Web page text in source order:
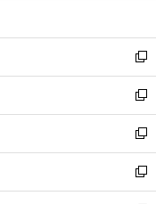
開
く
ウ
で
開
く
ン
ド
ウ
で
開
く
ウ
ィ
ン
ド
ウ
で
開
く
新
し
い
ウ
ィ
ン
ド
ウ
新
し
い
ウ
ィ
ン
新
し
い
ウ
新
し